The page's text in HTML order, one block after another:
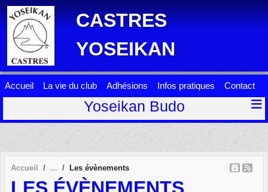
CASTRES
YOSEIKAN
Accueil La vie du club Adhésions Infos pratiques Contact
Yoseikan Budo
Accueil Les évènements
LES ÉVÈNEMENTS
Panneau de gestion des cookies